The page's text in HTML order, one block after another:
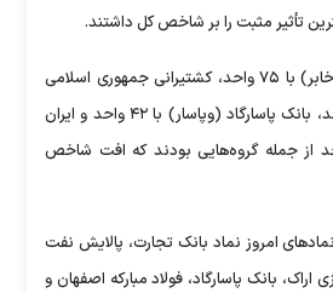
در مقابل مخابرات ایران(اخابر) با ۷۵ واحد، کشتیرانی جمهوری اسلامی
ایران (حکشتی) با ۴۸ واحد، بانک پاسارگاد (وپاسار) با ۴۲ واحد و ایران
(خودرو) با ۴۱ واحد از جمله گروه‌هایی بودند که افت شاخص
امروز نماد بانک تجارت، پالایش نفت
اراک، بانک پاسارگاد، فولاد مبارکه اصفهان و